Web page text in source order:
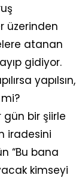
üzerinden
atanan
gidiyor.
yapılsın,
gün bir şiirle
iradesini
“Bu bana
kimseyi